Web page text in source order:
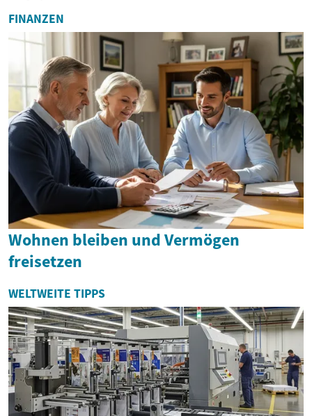
FINANZEN
Wohnen bleiben und Vermögen
freisetzen
WELTWEITE TIPPS